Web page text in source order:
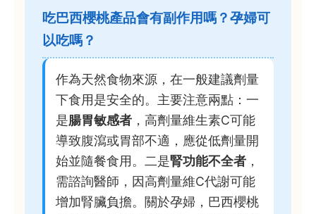
吃巴西櫻桃產品會有副作用嗎？孕婦可
以吃嗎？
作為天然食物來源，在一般建議劑量
下食用是安全的。主要注意兩點：一
是腸胃敏感者 ，高劑量維生素C可能
導致腹瀉或胃部不適，應從低劑量開
始並隨餐食用。二是腎功能不全者 ，
需諮詢醫師，因高劑量維C代謝可能
增加腎臟負擔。關於孕婦，巴西櫻桃